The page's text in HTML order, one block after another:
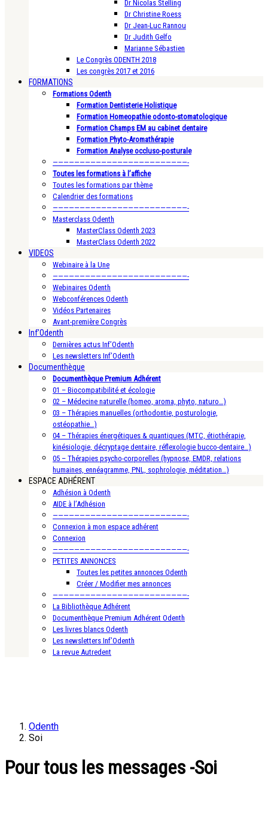
Dr Nicolas Stelling
Dr Christine Roess
Dr Jean-Luc Rannou
Dr Judith Gelfo
Marianne Sébastien
Le Congrès ODENTH 2018
Les congrès 2017 et 2016
FORMATIONS
Formations Odenth
Formation Dentisterie Holistique
Formation Homeopathie odonto-stomatologique
Formation Champs EM au cabinet dentaire
Formation Phyto-Aromathérapie
Formation Analyse occluso-posturale
—————————————————————————-
Toutes les formations à l’affiche
Toutes les formations par thème
Calendrier des formations
—————————————————————————-
Masterclass Odenth
MasterClass Odenth 2023
MasterClass Odenth 2022
VIDEOS
Webinaire à la Une
—————————————————————————-
Webinaires Odenth
Webconférences Odenth
Vidéos Partenaires
Avant-première Congrès
Inf’Odenth
Dernières actus Inf’Odenth
Les newsletters Inf’Odenth
Documenthèque
Documenthèque Premium Adhérent
01 – Biocompatibilité et écologie
02 – Médecine naturelle (homeo, aroma, phyto, naturo…)
03 – Thérapies manuelles (orthodontie, posturologie,
ostéopathie…)
04 – Thérapies énergétiques & quantiques (MTC, étiothérapie,
kinésiologie, décryptage dentaire, réflexologie bucco-dentaire…)
05 – Thérapies psycho-corporelles (hypnose, EMDR, relations
humaines, ennéagramme, PNL, sophrologie, méditation…)
ESPACE ADHÉRENT
Adhésion à Odenth
AIDE à l’Adhésion
—————————————————————————-
Connexion à mon espace adhérent
Connexion
—————————————————————————-
PETITES ANNONCES
Toutes les petites annonces Odenth
Créer / Modifier mes annonces
—————————————————————————-
La Bibliothèque Adhérent
Documenthèque Premium Adhérent Odenth
Les livres blancs Odenth
Les newsletters Inf’Odenth
La revue Autredent
Odenth
Soi
Pour tous les messages -Soi